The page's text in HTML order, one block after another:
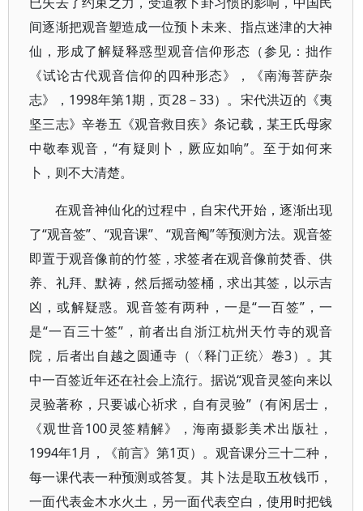
间逐渐把观音塑造成一位预卜未来、指点迷津的大神
仙，形成了解疑释惑型观音信仰形态（参见：拙作
《试论古代观音信仰的四种形态》，《南海菩萨杂
志》，1998年第1期，页28－33）。宋代洪迈的《夷
坚三志》辛卷五《观音救目疾》条记载，某王氏母家
中敬奉观音，“有疑则卜，厥应如响”。至于如何来
卜，则不大清楚。
在观音神仙化的过程中，自宋代开始，逐渐出现
了“观音签”、“观音课”、“观音阄”等预测方法。观音签
即置于观音像前的竹签，求签者在观音像前焚香、供
养、礼拜、默祷，然后摇动签桶，求出其签，以示吉
凶，或解疑惑。观音签有两种，一是“一百签”，一
是“一百三十签”，前者出自浙江杭州天竹寺的观音
院，后者出自越之圆通寺（〈释门正统〉卷3）。其
中一百签近年还在社会上流行。据说“观音灵签向来以
灵验著称，只要诚心祈求，自有灵验”（有闲居士，
《观世音100灵签精解》，海南摄影美术出版社，
1994年1月，《前言》第1页）。观音课分三十二种，
每一课代表一种预测或答复。其卜法是取五枚钱币，
一面代表金木水火土，另一面代表空白，使用时把钱